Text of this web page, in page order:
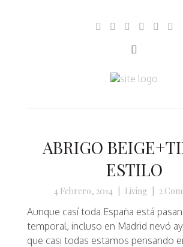
ABRIGO
ESTILO
4 Febrero, 2014 Living 2
Aunque casí toda España está
temporal, incluso en Madrid nevó
que casi todas estamos pensando